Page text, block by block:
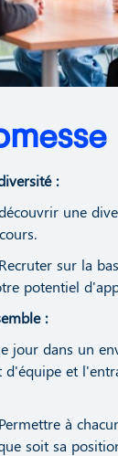
:
une
sur la
potentiel
:
jour dans un
et
à
soit sa